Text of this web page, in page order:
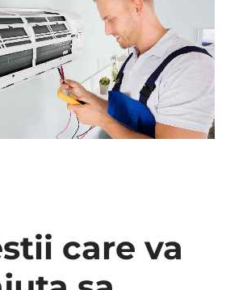
care va